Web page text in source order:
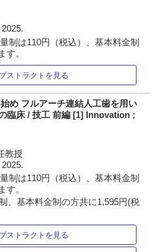
制は110円（税込）、基本料金制
す。
ストラクトを見る
め フルアーチ連結人工歯を用い
臨床 / 技工 前編 [1] Innovation ;
教授
制は110円（税込）、基本料金制
す。
、基本料金制の方共に1,595円(税
ストラクトを見る